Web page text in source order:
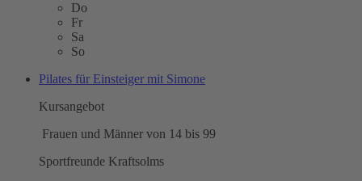
Do
Fr
Sa
So
Pilates für Einsteiger mit Simone
Kursangebot
Frauen und Männer von 14 bis 99
Sportfreunde Kraftsolms